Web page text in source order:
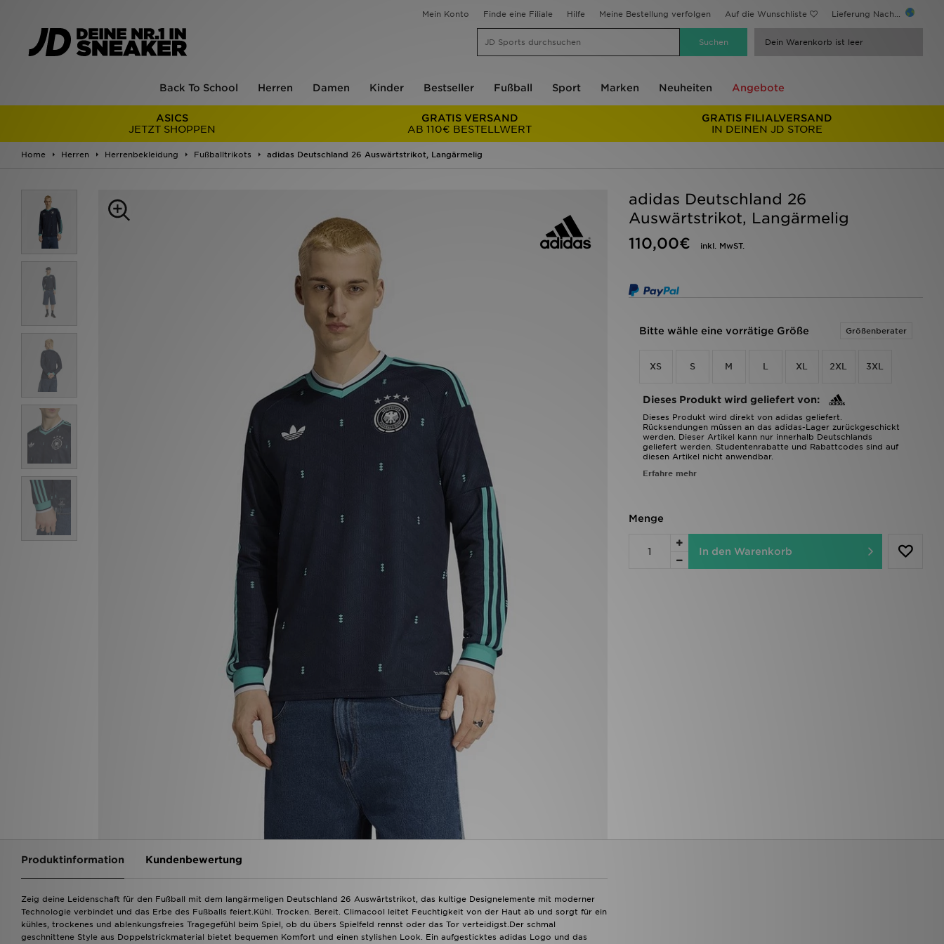
Mein Konto Finde eine Filiale Hilfe Meine Bestellung verfolgen Auf die Wunschliste Lieferung Nach...
Dein Warenkorb ist leer
Back To School Herren Damen Kinder Bestseller Fußball Sport Marken Neuheiten Angebote
ASICS
JETZT SHOPPEN
GRATIS VERSAND
AB 110€ BESTELLWERT
GRATIS FILIALVERSAND
IN DEINEN JD STORE
Home Herren Herrenbekleidung Fußballtrikots adidas Deutschland 26 Auswärtstrikot, Langärmelig
adidas Deutschland 26
Auswärtstrikot, Langärmelig
110,00€
inkl. MwST.
Bitte wähle eine vorrätige Größe Größenberater
XS S M L XL 2XL 3XL
Dieses Produkt wird geliefert von:
Dieses Produkt wird direkt von adidas geliefert.
Rücksendungen müssen an das adidas-Lager zurückgeschickt
werden. Dieser Artikel kann nur innerhalb Deutschlands
geliefert werden. Studentenrabatte und Rabattcodes sind auf
diesen Artikel nicht anwendbar.
Erfahre mehr
Menge
In den Warenkorb
Produktinformation Kundenbewertung
Zeig deine Leidenschaft für den Fußball mit dem langärmeligen Deutschland 26 Auswärtstrikot, das kultige Designelemente mit moderner
Technologie verbindet und das Erbe des Fußballs feiert.Kühl. Trocken. Bereit. Climacool leitet Feuchtigkeit von der Haut ab und sorgt für ein
kühles, trockenes und ablenkungsfreies Tragegefühl beim Spiel, ob du übers Spielfeld rennst oder das Tor verteidigst.Der schmal
geschnittene Style aus Doppelstrickmaterial bietet bequemen Komfort und einen stylishen Look. Ein aufgesticktes adidas Logo und das